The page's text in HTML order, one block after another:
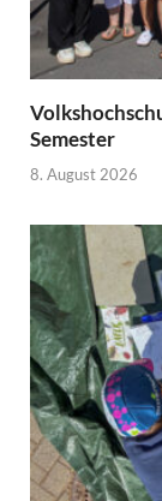
Semester
8. August 2026